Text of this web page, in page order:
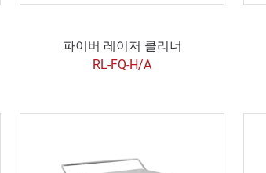
파이버 레이저 클리너
RL-FQ-H/A